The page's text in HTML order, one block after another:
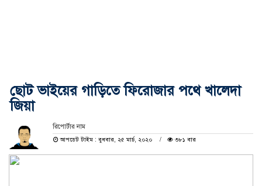
ছোট ভাইয়ের গাড়িতে ফিরোজার পথে খালেদা
জিয়া
রিপোর্টার নাম
আপডেট টাইম : বুধবার, ২৫ মার্চ, ২০২০
৩৮১ বার